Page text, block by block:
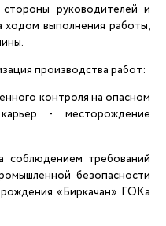
руководителей и
ходом выполнения работы,
производства работ:
контроля на опасном
- месторождение
соблюдением требований
безопасности
«Биркачан» ГОКа